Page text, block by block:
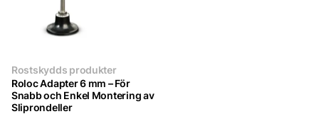
Rostskydds produkter
Roloc Adapter 6 mm – För
Snabb och Enkel Montering av
Sliprondeller